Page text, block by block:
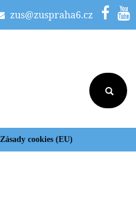
zus@zuspraha6.cz
Zásady cookies (EU)